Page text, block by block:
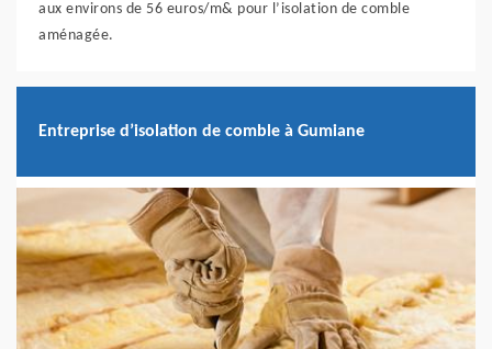
aux environs de 56 euros/m& pour l’isolation de comble
aménagée.
Entreprise d’isolation de comble à Gumiane